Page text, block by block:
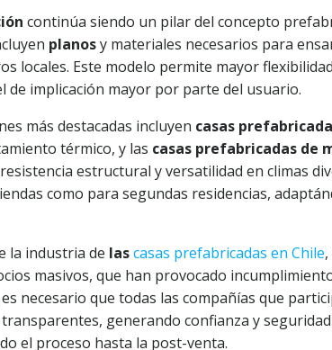
continúa siendo un pilar del concepto
planosy materiales necesarios para
locales. Este modelo permite mayor
de implicación mayor por parte del usuario.
más destacadas incluyen casas
térmico, y las casas prefabricadas de
estructural y versatilidad en climas
como para segundas residencias,
la industria de lascasas prefabricadas en Chile
masivos, que han provocado
necesario que todas las compañías que
generando confianza y
el proceso hasta la post-venta.